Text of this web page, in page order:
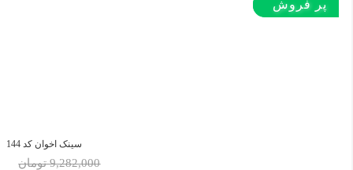
سینک اخوان کد 144
9,282,000 تومان
پر فروش‌
پر بازدید
پر فروش‌